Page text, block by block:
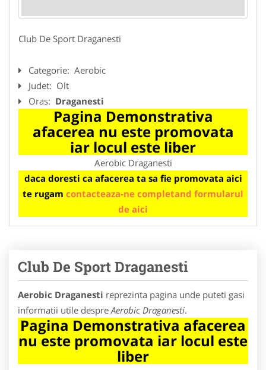
Club De Sport Draganesti
Categorie: Aerobic
Judet: Olt
Oras: Draganesti
Pagina Demonstrativa
afacerea nu este promovata
iar locul este liber
Aerobic Draganesti
daca doresti ca afacerea ta sa fie promovata aici
te rugam contacteaza-ne completand formularul
de aici
Club De Sport Draganesti
Aerobic Draganesti reprezinta pagina unde puteti gasi
informatii utile despre Aerobic Draganesti.
Pagina Demonstrativa afacerea
nu este promovata iar locul este
liber